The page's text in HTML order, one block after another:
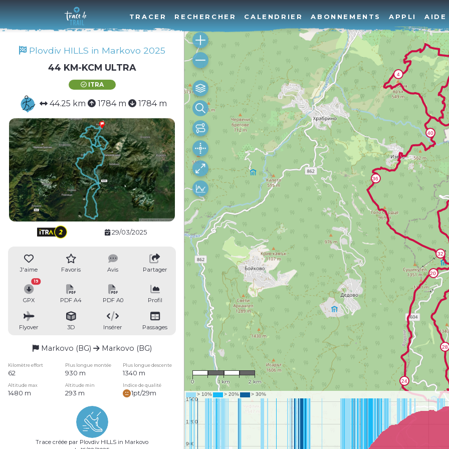
TRACER RECHERCHER CALENDRIER ABONNEMENTS APPLI AIDE
Plovdiv HILLS in Markovo 2025
44 KM-KCM ULTRA
ITRA
44.25 km 1784 m 1784 m
29/03/2025
J'aime Favoris Avis Partager
GPX
19
PDF A4 PDF A0 Profil
Flyover 3D Insérer Passages
Markovo (BG) Markovo (BG)
Kilomètre effort Plus longue montée Plus longue descente
62 930 m 1340 m
Altitude max Altitude min Indice de qualité
1480 m 293 m 1pt/29m
Trace créée par Plovdiv HILLS in Markovo
1 : 57,204
0 1 km 2 km